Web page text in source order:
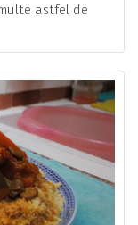
astfel de